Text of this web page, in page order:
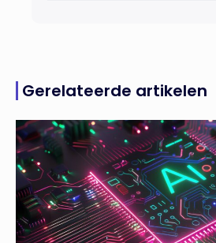
Gerelateerde artikelen